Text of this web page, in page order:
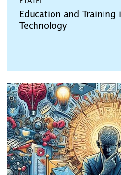
ETATEI
Education and Training
Technology